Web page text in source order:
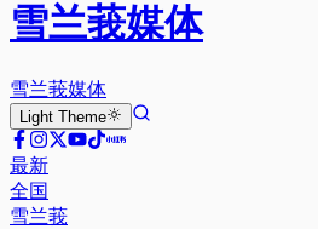
雪兰莪媒体
雪兰莪媒体
Light Theme
最新
全国
雪兰莪